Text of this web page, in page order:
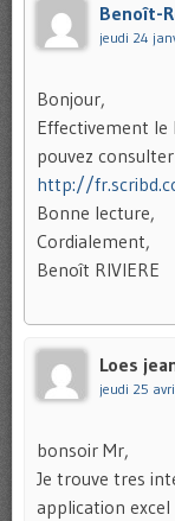
Benoît-
jeudi 24
Bonjour,
Effectivement le
pouvez
http://
Bonne lecture,
Cordialement,
Benoît RIVIERE
Loes
jeudi 25
bonsoir Mr,
Je trouve tres
application